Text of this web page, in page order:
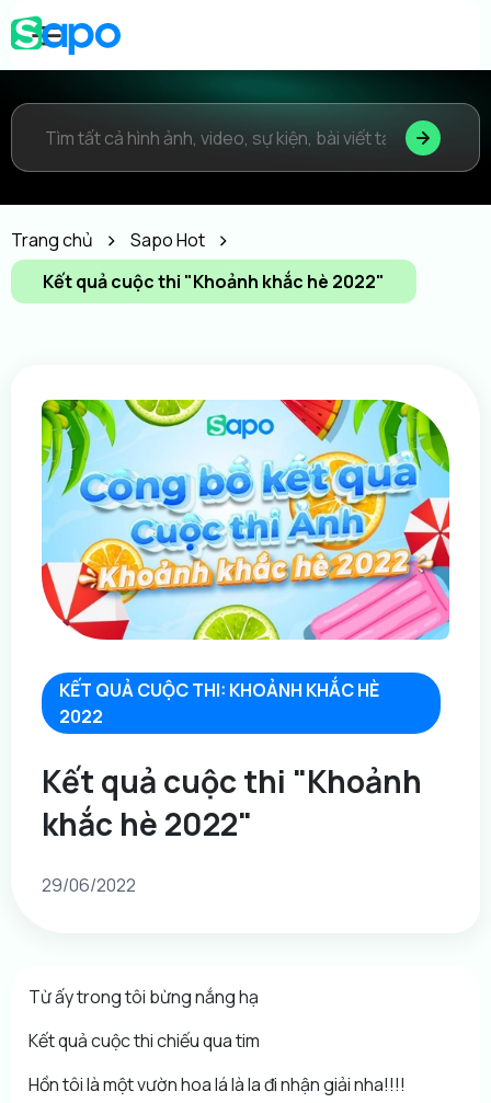
Trang chủ
Sapo Hot
Kết quả cuộc thi "Khoảnh khắc hè 2022"
KẾT QUẢ CUỘC THI: KHOẢNH KHẮC HÈ
2022
Kết quả cuộc thi "Khoảnh
khắc hè 2022"
29/06/2022
Từ ấy trong tôi bừng nắng hạ
Kết quả cuộc thi chiếu qua tim
Hồn tôi là một vườn hoa lá là la đi nhận giải nha!!!!